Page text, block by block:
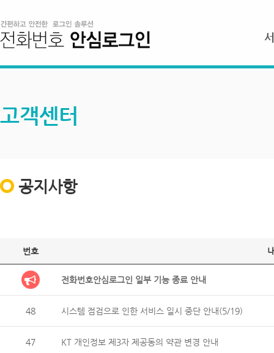
고객센터
공지사항
번호
전화번호안심로그인 일부 기능 종료 안내
48 시스템 점검으로 인한 서비스 일시 중단 안내(5/19)
47 KT 개인정보 제3자 제공동의 약관 변경 안내